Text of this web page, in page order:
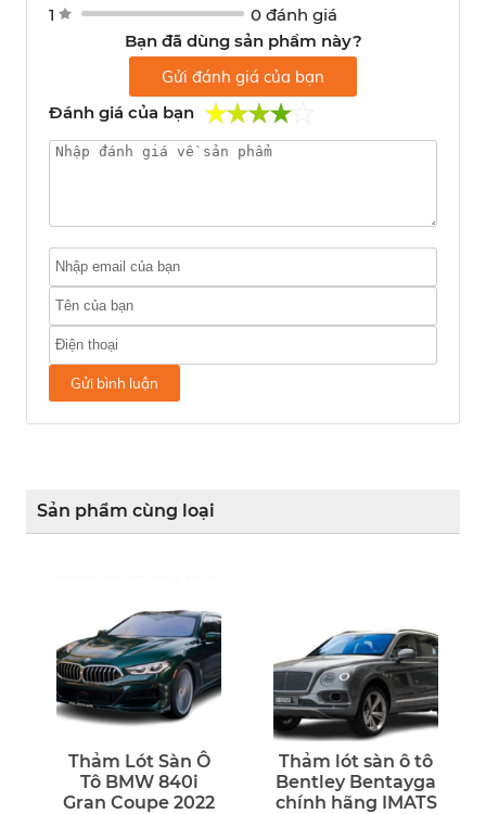
1
0 đánh giá
Bạn đã dùng sản phẩm này?
Gửi đánh giá của bạn
Đánh giá của bạn
Gửi bình luận
Sản phẩm cùng loại
Thảm Lót Sàn Ô
Tô BMW 840i
Gran Coupe 2022
Thảm lót sàn ô tô
Bentley Bentayga
chính hãng IMATS